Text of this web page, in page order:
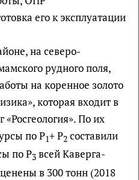
его к эксплуатации
на северо-
рудного поля,
на коренное золото
которая входит в
По их
по Р1+ Р2 составили
по Р3 всей Каверга-
в 300 тонн (2018